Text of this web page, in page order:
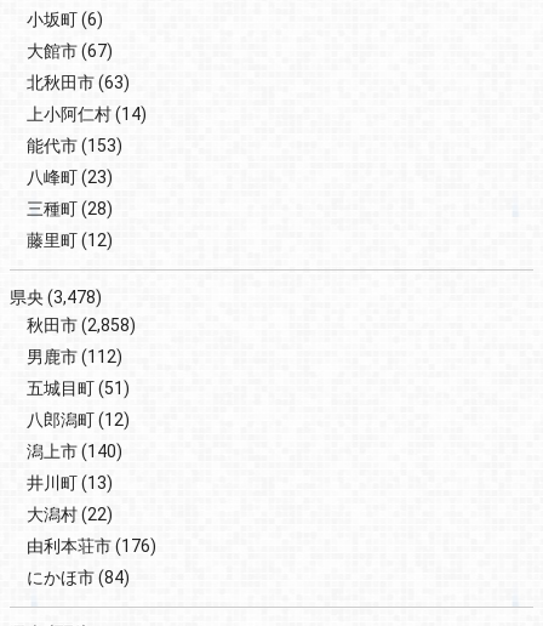
小坂町(6)
大館市(67)
北秋田市(63)
上小阿仁村(14)
能代市(153)
八峰町(23)
三種町(28)
藤里町(12)
県央 (3,478)
秋田市(2,858)
男鹿市(112)
五城目町(51)
八郎潟町(12)
潟上市(140)
井川町(13)
大潟村(22)
由利本荘市(176)
にかほ市(84)